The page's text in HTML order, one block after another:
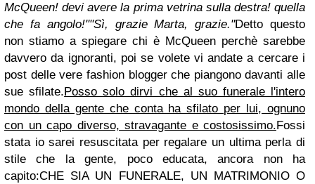
McQueen! devi avere la prima vetrina sulla destra! quella
che fa angolo!""Sì, grazie Marta, grazie."Detto questo
non stiamo a spiegare chi è McQueen perchè sarebbe
davvero da ignoranti, poi se volete vi andate a cercare i
post delle vere fashion blogger che piangono davanti alle
sue sfilate.Posso solo dirvi che al suo funerale l'intero
mondo della gente che conta ha sfilato per lui, ognuno
con un capo diverso, stravagante e costosissimo.Fossi
stata io sarei resuscitata per regalare un ultima perla di
stile che la gente, poco educata, ancora non ha
capito:CHE SIA UN FUNERALE, UN MATRIMONIO O